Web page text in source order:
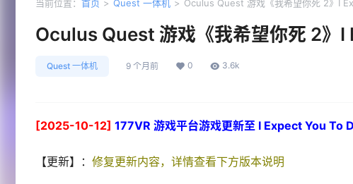
当前位置： 首页 > Quest 一体机 > Oculus Quest 游戏《我希望你死 2》I
Oculus Quest 游戏《我希望你死 2》
Quest 一体机 9 个月前 0 3.6k
[2025-10-12] 177VR 游戏平台游戏更新至 I Expect You To
【更新】： 修复更新内容，详情查看下方版本说明